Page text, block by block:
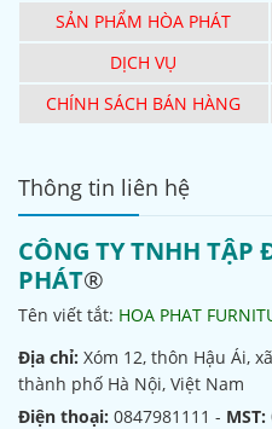
SẢN PHẨM HÒA PHÁT
DỊCH VỤ
CHÍNH SÁCH BÁN HÀNG
Thông tin liên hệ
CÔNG TY TNHH
PHÁT®
Tên viết tắt: HOA PHAT
Địa chỉ: Xóm 12, thôn Hậu Ái,
thành phố Hà Nội, Việt Nam
Điện thoại: 0847981111 - MST: